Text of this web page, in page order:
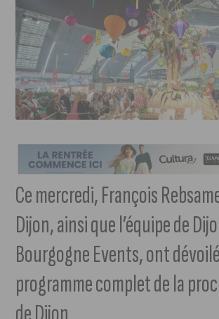
Ce mercredi, François
Dijon, ainsi que l’équipe de
Bourgogne Events, ont
programme complet de la